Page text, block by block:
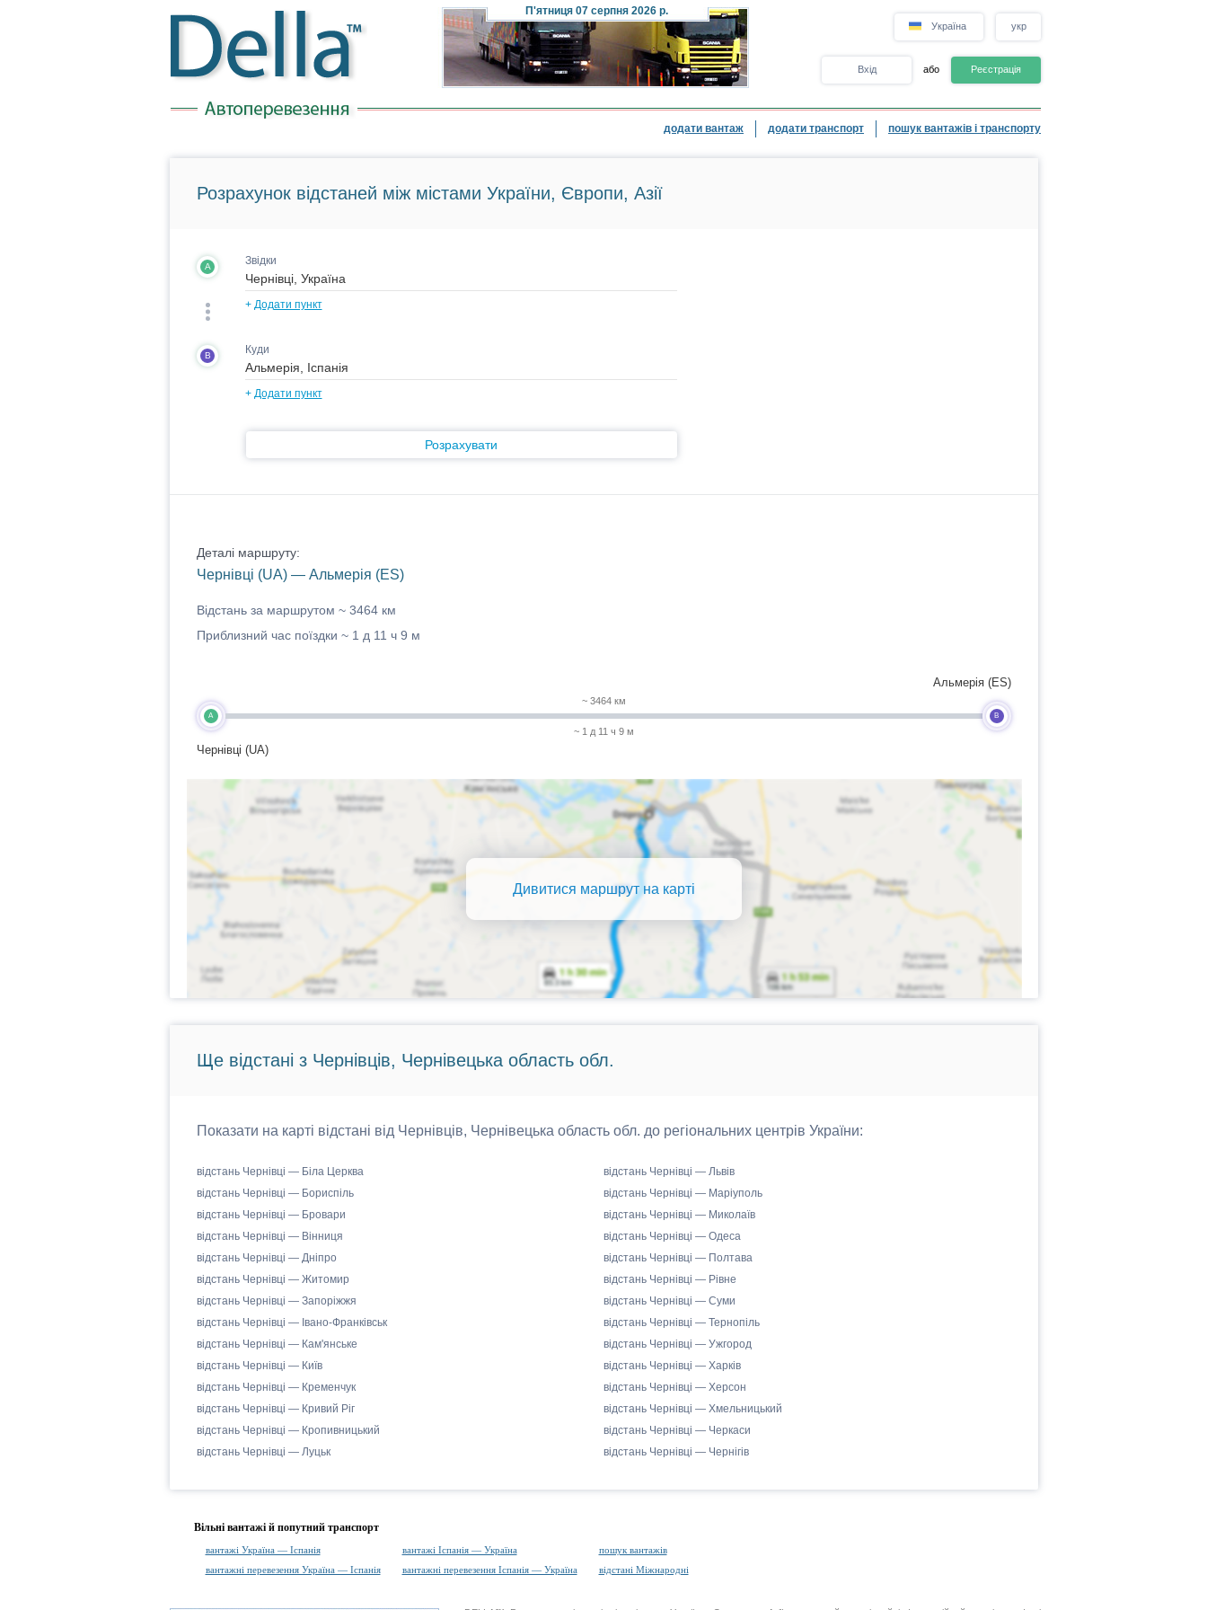
П'ятниця07 серпня 2026 р.
Україна укр
Вхід або Реєстрація
додати вантаж додати транспорт пошук вантажів і транспорту
Розрахунок відстаней між містами України, Європи, Азії
A Звідки
+ Додати пункт
B Куди
+ Додати пункт
Розрахувати
Деталі маршруту:
Чернівці (UA) — Альмерія (ES)
Відстань за маршрутом ~ 3464 км
Приблизний час поїздки ~ 1 д 11 ч 9 м
A
Чернівці (UA)
~ 3464 км
~ 1 д 11 ч 9 м
B
Альмерія (ES)
Дивитися маршрут на карті
Ще відстані з Чернівців, Чернівецька область обл.
Показати на карті відстані від Чернівців, Чернівецька область обл. до регіональних центрів України:
відстань Чернівці — Біла Церква
відстань Чернівці — Бориспіль
відстань Чернівці — Бровари
відстань Чернівці — Вінниця
відстань Чернівці — Дніпро
відстань Чернівці — Житомир
відстань Чернівці — Запоріжжя
відстань Чернівці — Івано-Франківськ
відстань Чернівці — Кам'янське
відстань Чернівці — Київ
відстань Чернівці — Кременчук
відстань Чернівці — Кривий Ріг
відстань Чернівці — Кропивницький
відстань Чернівці — Луцьк
відстань Чернівці — Львів
відстань Чернівці — Маріуполь
відстань Чернівці — Миколаїв
відстань Чернівці — Одеса
відстань Чернівці — Полтава
відстань Чернівці — Рівне
відстань Чернівці — Суми
відстань Чернівці — Тернопіль
відстань Чернівці — Ужгород
відстань Чернівці — Харків
відстань Чернівці — Херсон
відстань Чернівці — Хмельницький
відстань Чернівці — Черкаси
відстань Чернівці — Чернігів
Вільні вантажі й попутний транспорт
вантажі Україна — Іспанія вантажі Іспанія — Україна
пошук вантажів
вантажні перевезення Україна — Іспанія
вантажні перевезення Іспанія — Україна відстані Міжнародні